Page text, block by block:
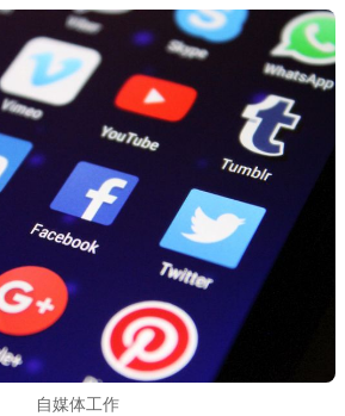
自媒体工作